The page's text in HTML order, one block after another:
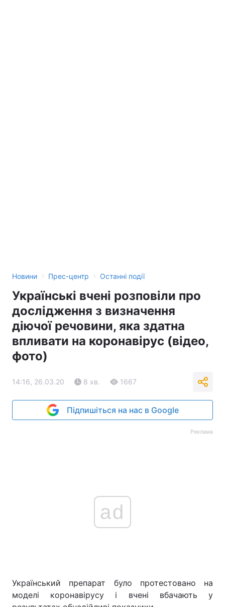
Новини › Прес-центр › Останні події
Українські вчені розповіли про
дослідження з визначення
діючої речовини, яка здатна
впливати на коронавірус (відео,
фото)
14:16, 26.03.20 8 хв. 1667
Підпишіться на нас в Google
Реклама
ad
Український препарат було протестовано на
моделі коронавірусу і вчені вбачають у